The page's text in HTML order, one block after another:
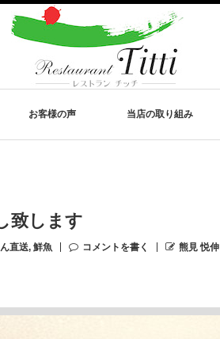
お客様の声 当店の取り組み
致します
直送, 鮮魚 コメントを書く 熊見 悦伸